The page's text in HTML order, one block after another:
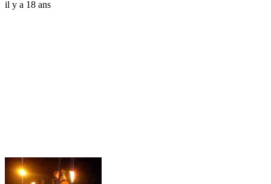
il y a 18 ans